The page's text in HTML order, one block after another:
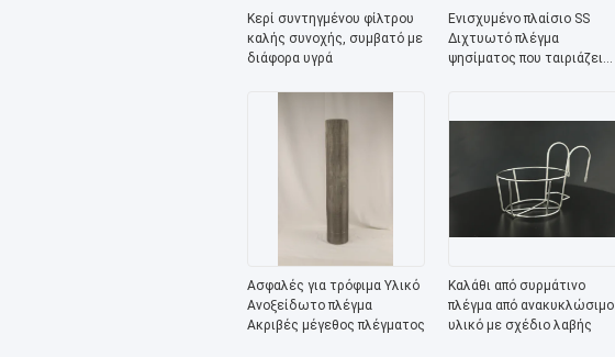
Κερί συντηγμένου φίλτρου
καλής συνοχής, συμβατό με
διάφορα υγρά
Ενισχυμένο πλαίσιο SS
Διχτυωτό πλέγμα
ψησίματος που ταιριάζει
Ασφαλές για τρόφιμα Υλικό
Ανοξείδωτο πλέγμα
Ακριβές μέγεθος πλέγματος
Καλάθι από συρμάτινο
πλέγμα από ανακυκλώσιμο
υλικό με σχέδιο λαβής